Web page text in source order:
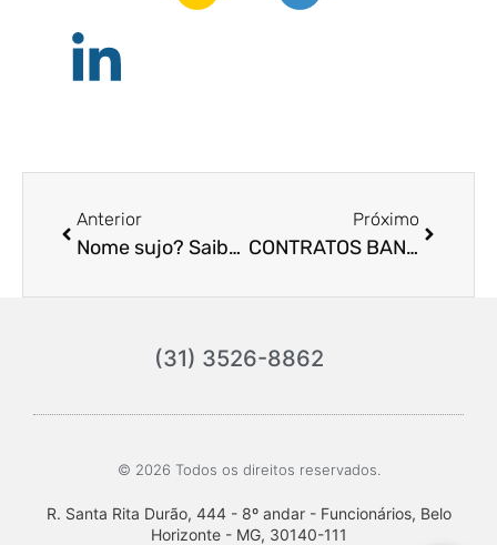
Anterior
Nome sujo? Saiba como livrar-se desse problema.
Próximo
CONTRATOS BANCÁRIOS: A purgação da mora nas ações de busca de apreensão como direito do consumidor.
(31) 3526-8862
© 2026 Todos os direitos reservados.
R. Santa Rita Durão, 444 - 8º andar - Funcionários, Belo
Horizonte - MG, 30140-111